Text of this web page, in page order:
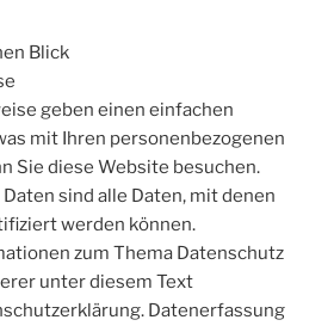
Blick
geben einen einfachen
mit Ihren personenbezogenen
Sie diese Website besuchen.
sind alle Daten, mit denen
werden können.
zum Thema Datenschutz
unter diesem Text
Datenerfassung